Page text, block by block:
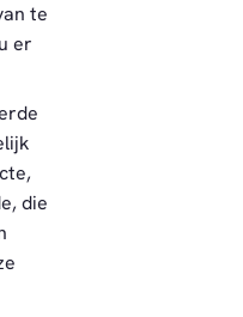
te
er
die